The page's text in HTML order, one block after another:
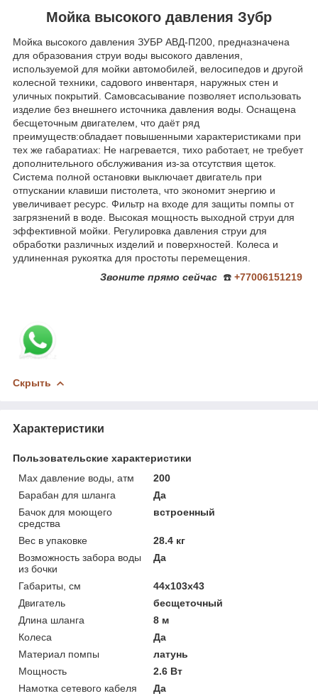
Мойка высокого давления Зубр
Мойка высокого давления ЗУБР АВД-П200, предназначена
для образования струи воды высокого давления,
используемой для мойки автомобилей, велосипедов и другой
колесной техники, садового инвентаря, наружных стен и
уличных покрытий. Самовсасывание позволяет использовать
изделие без внешнего источника давления воды. Оснащена
бесщеточным двигателем, что даёт ряд
преимуществ:обладает повышенными характеристиками при
тех же габаратиах: Не нагревается, тихо работает, не требует
дополнительного обслуживания из-за отсутствия щеток.
Система полной остановки выключает двигатель при
отпускании клавиши пистолета, что экономит энергию и
увеличивает ресурс. Фильтр на входе для защиты помпы от
загрязнений в воде. Высокая мощность выходной струи для
эффективной мойки. Регулировка давления струи для
обработки различных изделий и поверхностей. Колеса и
удлиненная рукоятка для простоты перемещения.
Звоните прямо сейчас ☎️ +77006151219
Скрыть
Характеристики
Пользовательские характеристики
Max давление воды, атм
200
Барабан для шланга
Да
Бачок для моющего
средства
встроенный
Вес в упаковке
28.4 кг
Возможность забора воды
из бочки
Да
Габариты, см
44х103х43
Двигатель
бесщеточный
Длина шланга
8 м
Колеса
Да
Материал помпы
латунь
Мощность
2.6 Вт
Намотка сетевого кабеля
Да